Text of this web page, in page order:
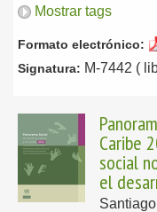
Mostrar tags
Formato electrónico:
Signatura: M-7442 (
Caribe
social
el